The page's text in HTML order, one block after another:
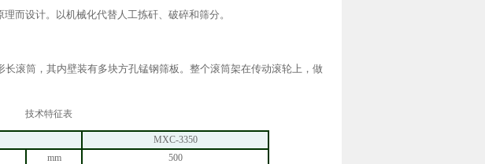
而设计。以机械化代替人工拣矸、破碎和筛分。
滚筒，其内壁装有多块方孔锰钢筛板。整个滚筒架在传动滚轮上，做
技术特征表
MXC-3350
mm
500